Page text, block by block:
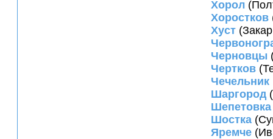
Хорол
Хоростков
Хуст
Черновцы
Чертков
Чечельник
Шаргород
Шепетовка
Шостка
Яремче